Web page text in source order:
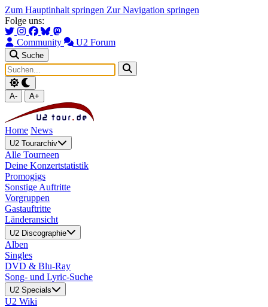
Zum Hauptinhalt springen Zur Navigation springen
Folge uns:
Community U2 Forum
Suche
A- A+
Home News
U2 Tourarchiv
Alle Tourneen
Deine Konzertstatistik
Promogigs
Sonstige Auftritte
Vorgruppen
Gastauftritte
Länderansicht
U2 Discographie
Alben
Singles
DVD & Blu-Ray
Song- und Lyric-Suche
U2 Specials
U2 Wiki